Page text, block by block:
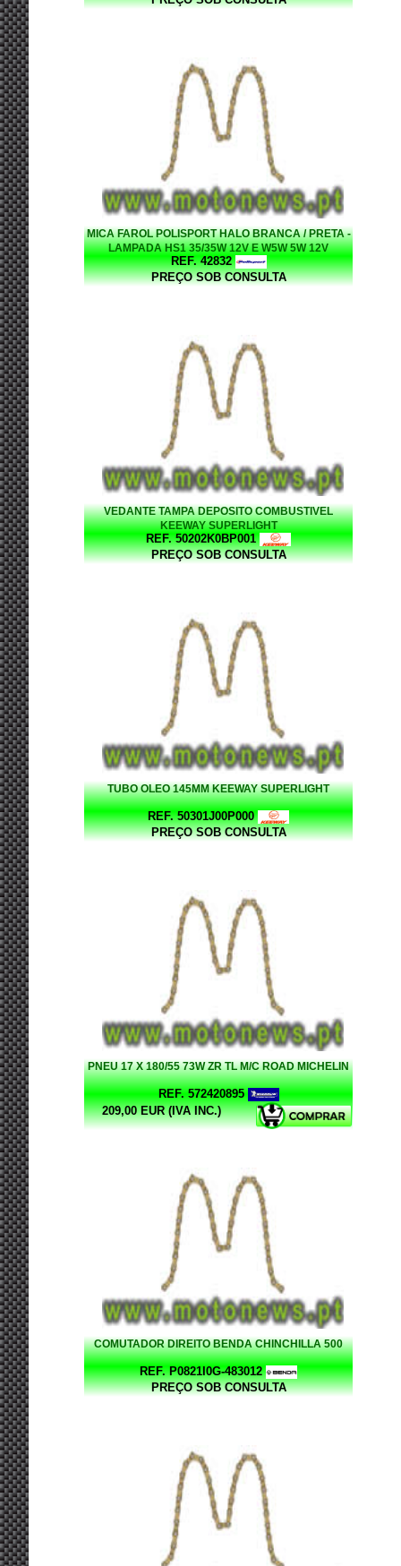
MICA FAROL POLISPORT HALO BRANCA / PRETA -
LAMPADA HS1 35/35W 12V E W5W 5W 12V
REF. 42832
PREÇO SOB CONSULTA
VEDANTE TAMPA DEPOSITO COMBUSTIVEL
KEEWAY SUPERLIGHT
REF. 50202K0BP001
PREÇO SOB CONSULTA
TUBO OLEO 145MM KEEWAY SUPERLIGHT
REF. 50301J00P000
PREÇO SOB CONSULTA
PNEU 17 X 180/55 73W ZR TL M/C ROAD MICHELIN
REF. 572420895
209,00 EUR (IVA INC.)
COMUTADOR DIREITO BENDA CHINCHILLA 500
REF. P0821I0G-483012
PREÇO SOB CONSULTA